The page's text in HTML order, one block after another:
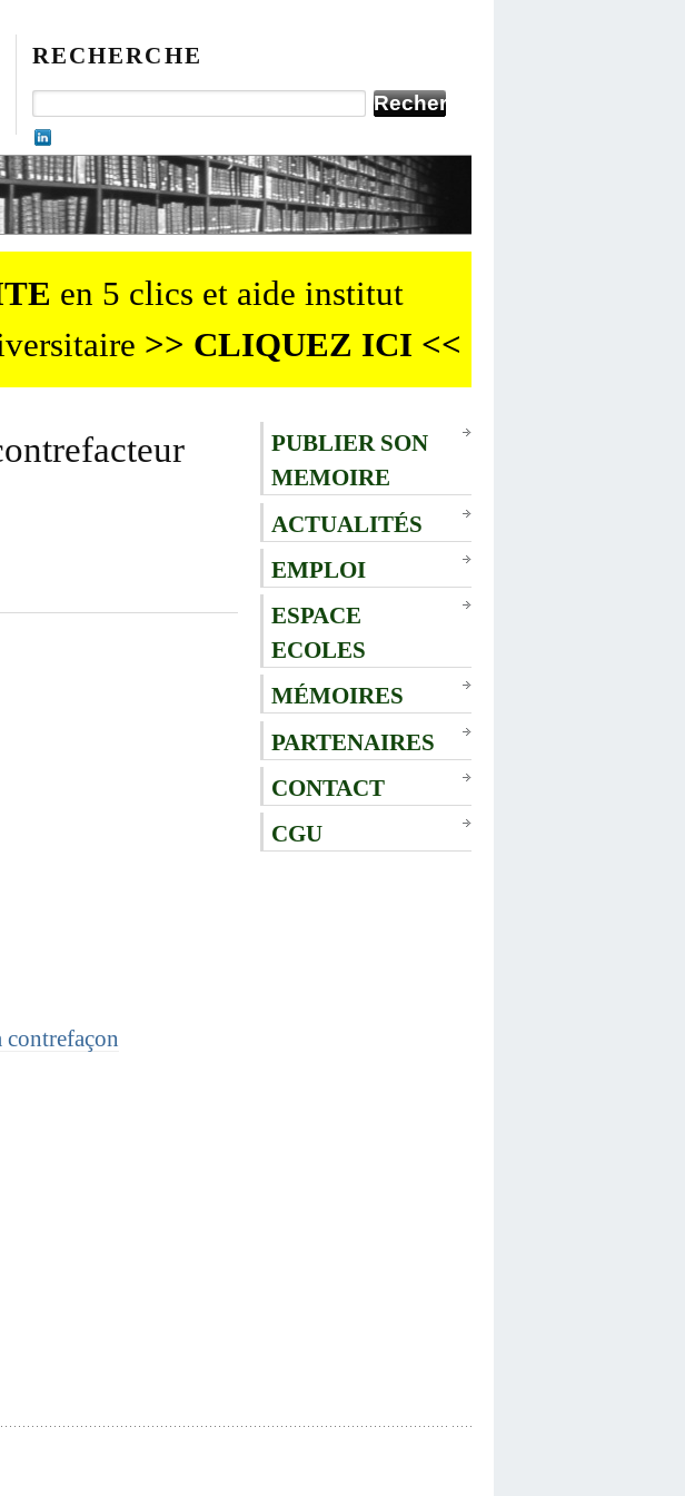
RECHERCHE
en 5 clics et aide institut
>> CLIQUEZ ICI <<
contrefaçon
PUBLIER SON
MEMOIRE
ACTUALITÉS
EMPLOI
ESPACE
ECOLES
MÉMOIRES
PARTENAIRES
CONTACT
CGU